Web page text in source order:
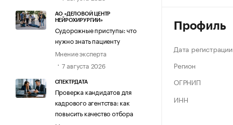
АО «ДЕЛОВОЙ ЦЕНТР
НЕЙРОХИРУРГИИ»
Судорожные приступы: что
нужно знать пациенту
Мнение эксперта
7 августа 2026
СПЕКТРДАТА
Проверка кандидатов для
кадрового агентства: как
повысить качество отбора
Профиль
Дата регистрации
Регион
ОГРНИП
ИНН